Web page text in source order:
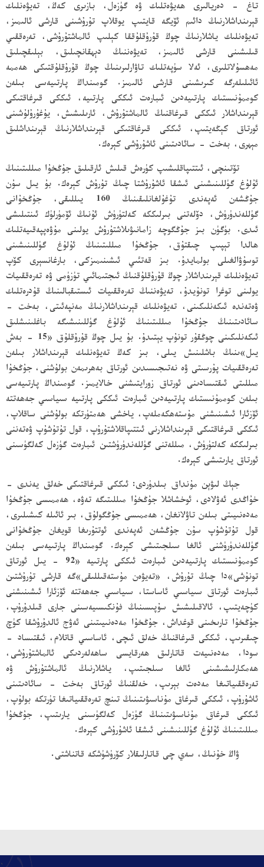
تاغ - دەريالىرى ھەيۋەتلىك ۋە گۈزەل، بازىرى كەڭ، تەيۋەنلىك
قېرىنداشلارنىڭ دائىم ئۆيگە قايتىپ يوقلاپ تۇرۇشىنى قارشى ئالىمىز،
تەيۋەنلىك ياشلارنىڭ چوڭ قۇرۇقلۇققا كېلىپ ئالماشتۇرۇشى، تەرەققىي
قىلىشىنى قارشى ئالىمىز، تەيۋەننىڭ دېھقانچىلىق، بېلىقچىلىق
مەھسۇلاتلىرى، ئەلا سۈپەتلىك تاۋارلىرىنىڭ چوڭ قۇرۇقلۇقتىكى ھەممە
ئائىلىلەرگە كىرىشىنى قارشى ئالىمىز. گومىنداڭ پارتىيەسى بىلەن
كوممۇنىستىك پارتىيەدىن ئىبارەت ئىككى پارتىيە، ئىككى قىرغاقتىكى
قېرىنداشلار ئىككى قىرغاقنىڭ ئالماشتۇرۇش، ئارىلىشىش، يۇغۇرۇلۇشىنى
ئورتاق كېڭەيتىپ، ئىككى قىرغاقتىكى قېرىنداشلارنىڭ قېرىنداشلىق
مېھرى، بەخت - سائادىتىنى ئاشۇرۇشى كېرەك.
تۆتىنچى، ئىتتىپاقلىشىپ كۈرەش قىلىش ئارقىلىق جۇڭخۇا مىللىتىنىڭ
ئۇلۇغ گۈللىنىشىنى ئىشقا ئاشۇرۇشتا چىڭ تۇرۇش كېرەك. بۇ يىل سۇن
جۇڭشەن ئەپەندى تۇغۇلغانلىقىنىڭ 160 يىللىقى، جۇڭخۇانى
گۈللەندۈرۈش، دۆلەتنى بىرلىككە كەلتۈرۈش ئۇنىڭ ئۆمۈرلۈك ئىنتىلىشى
ئىدى. بۈگۈن بىز جۇڭگوچە زامانىۋىلاشتۇرۇش يولىنى مۇۋەپپەقىيەتلىك
ھالدا تېپىپ چىقتۇق، جۇڭخۇا مىللىتىنىڭ ئۇلۇغ گۈللىنىشىنى
توسۇۋالغىلى بولمايدۇ. بىز قەتئىي ئىشىنىمىزكى، بارغانسېرى كۆپ
تەيۋەنلىك قېرىنداشلار چوڭ قۇرۇقلۇقنىڭ ئىجتىمائىي تۈزۈمى ۋە تەرەققىيات
يولىنى توغرا تونۇيدۇ، تەيۋەننىڭ تەرەققىيات ئىستىقبالىنىڭ قۇدرەتلىك
ۋەتەندە ئىكەنلىكىنى، تەيۋەنلىك قېرىنداشلارنىڭ مەنپەئىتى، بەخت -
سائادىتىنىڭ جۇڭخۇا مىللىتىنىڭ ئۇلۇغ گۈللىنىشىگە باغلىنىشلىق
ئىكەنلىكىنى چوڭقۇر تونۇپ يېتىدۇ. بۇ يىل چوڭ قۇرۇقلۇق «15 - بەش
يىل»ىنىڭ باشلىنىش يىلى، بىز كەڭ تەيۋەنلىك قېرىنداشلار بىلەن
تەرەققىيات پۇرسىتى ۋە نەتىجىسىدىن ئورتاق بەھرىمەن بولۇشنى، جۇڭخۇا
مىللىتى ئىقتىسادىنى ئورتاق زورايتىشنى خالايمىز. گومىنداڭ پارتىيەسى
بىلەن كوممۇنىستىك پارتىيەدىن ئىبارەت ئىككى پارتىيە سىياسىي جەھەتتە
ئۆزئارا ئىشىنىشنى مۇستەھكەملەپ، ياخشى ھەمتۈرتكە بولۇشنى ساقلاپ،
ئىككى قىرغاقتىكى قېرىنداشلارنى ئىتتىپاقلاشتۇرۇپ، قول تۇتۇشۇپ ۋەتەننى
بىرلىككە كەلتۈرۈش، مىللەتنى گۈللەندۈرۈشتىن ئىبارەت گۈزەل كەلگۈسىنى
ئورتاق يارىتىشى كېرەك.
جېڭ لىۋېن مۇنداق بىلدۈردى: ئىككى قىرغاقتىكى خەلق يەندى -
خۇاڭدى ئەۋلادى، ئوخشاشلا جۇڭخۇا مىللىتىگە تەۋە، ھەممىسى جۇڭخۇا
مەدەنىيىتى بىلەن تاۋلانغان، ھەممىسى جۇڭگولۇق، بىر ئائىلە كىشىلىرى،
قول تۇتۇشۇپ سۇن جۇڭشەن ئەپەندى ئوتتۇرىغا قويغان جۇڭخۇانى
گۈللەندۈرۈشنى ئالغا سىلجىتىشى كېرەك. گومىنداڭ پارتىيەسى بىلەن
كوممۇنىستىك پارتىيەدىن ئىبارەت ئىككى پارتىيە «92 - يىل ئورتاق
تونۇشى»دا چىڭ تۇرۇش، «تەيۋەن مۇستەقىللىقى»گە قارشى تۇرۇشتىن
ئىبارەت ئورتاق سىياسىي ئاساستا، سىياسىي جەھەتتە ئۆزئارا ئىشىنىشنى
كۈچەيتىپ، ئالاقىلىشىش سۇپىسىنىڭ فۇنكىسىيەسىنى جارى قىلدۇرۇپ،
جۇڭخۇا تارىخىنى قوغداش، جۇڭخۇا مەدەنىيىتىنى ئەۋج ئالدۇرۇشقا كۈچ
چىقىرىپ، ئىككى قىرغاقنىڭ خەلق ئىچى، ئاساسىي قاتلام، ئىقتىساد -
سودا، مەدەنىيەت قاتارلىق ھەرقايسى ساھەلەردىكى ئالماشتۇرۇشى،
ھەمكارلىشىشىنى ئالغا سىلجىتىپ، ياشلارنىڭ ئالماشتۇرۇش ۋە
تەرەققىياتىغا مەدەت بېرىپ، خەلقنىڭ ئورتاق بەخت - سائادىتىنى
ئاشۇرۇپ، ئىككى قىرغاق مۇناسىۋىتىنىڭ تىنچ تەرەققىياتىغا تۈرتكە بولۇپ،
ئىككى قىرغاق مۇناسىۋىتىنىڭ گۈزەل كەلگۈسىنى يارىتىپ، جۇڭخۇا
مىللىتىنىڭ ئۇلۇغ گۈللىنىشىنى ئىشقا ئاشۇرۇشى كېرەك.
ۋاڭ خۇنىڭ، سەي چى قاتارلىقلار كۆرۈشۈشكە قاتناشتى.
、